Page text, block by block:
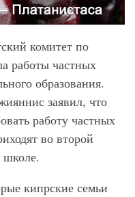
комитет по
работы частных
образования.
заявил, что
работу частных
во второй
школе.
кипрские семьи